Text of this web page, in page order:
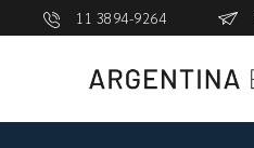
11 3894-9264